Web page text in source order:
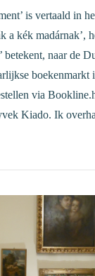
VIEW POST
is vertaald in
a kék madárnak’,
betekent, naar de
boekenmarkt
via
Kiado. Ik